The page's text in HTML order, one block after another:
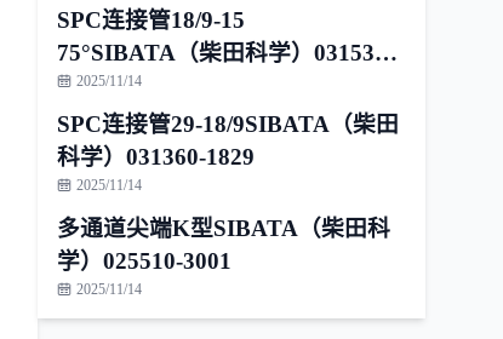
SPC连接管18/9-15
75°SIBATA（柴田科学）031530-
1815
2025/11/14
SPC连接管29-18/9SIBATA（柴田
科学）031360-1829
2025/11/14
多通道尖端K型SIBATA（柴田科
学）025510-3001
2025/11/14